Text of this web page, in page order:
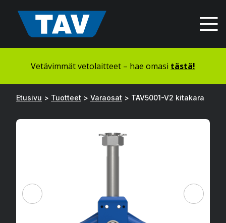
sisältöön
Vetävimmät vetolaitteet – hae omasi tästä!
Etusivu > Tuotteet > Varaosat > TAV5001-V2 kitakara